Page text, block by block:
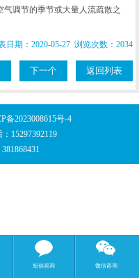
调节的季节或大量人流疏散之
日期：2020-05-27 浏览次数：2034
下一个 返回列表
备2023008615号-4
15297392119
短信咨询 微信咨询